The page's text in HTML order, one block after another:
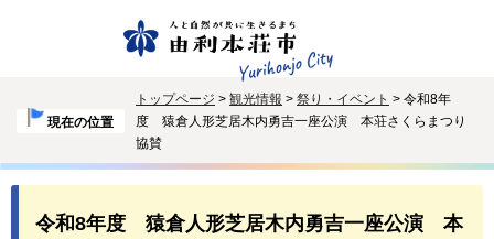
現在の位置
トップページ > 観光情報 > 祭り・イベント > 令和8年
度 猿倉人形芝居木内勇吉一座公演 本荘さくらまつり
協賛
令和8年度 猿倉人形芝居木内勇吉一座公演 本